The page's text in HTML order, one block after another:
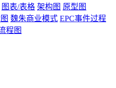
图表/表格 架构图 原型图
魏朱商业模式 EPC事件过程
程图